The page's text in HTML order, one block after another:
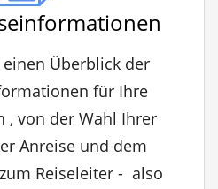
Überblick der
für Ihre
, von der Wahl Ihrer
Anreise und dem
Reiseleiter - also